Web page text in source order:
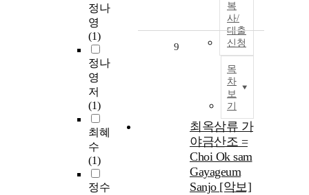
정나
영
(1)
정나
영
저
(1)
최혜
수
(1)
정수
복
사/
대출
신청
목
차
보
기
9
최옥삼류 가
야금산조 =
Choi Ok sam
Gayageum
Sanjo [악보]